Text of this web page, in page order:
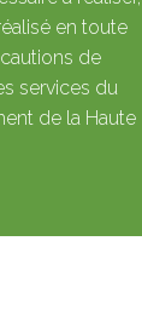
en toute
de
services du
de la Haute